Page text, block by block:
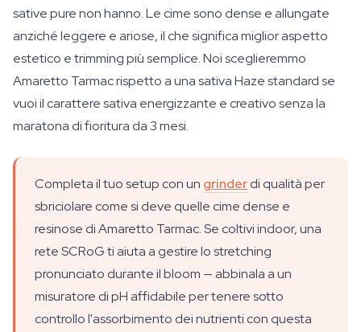
sative pure non hanno. Le cime sono dense e allungate
anziché leggere e ariose, il che significa miglior aspetto
estetico e trimming più semplice. Noi sceglieremmo
Amaretto Tarmac rispetto a una sativa Haze standard se
vuoi il carattere sativa energizzante e creativo senza la
maratona di fioritura da 3 mesi.
Completa il tuo setup con un grinderdi qualità per
sbriciolare come si deve quelle cime dense e
resinose di Amaretto Tarmac. Se coltivi indoor, una
rete SCRoG ti aiuta a gestire lo stretching
pronunciato durante il bloom — abbinala a un
misuratore di pH affidabile per tenere sotto
controllo l'assorbimento dei nutrienti con questa